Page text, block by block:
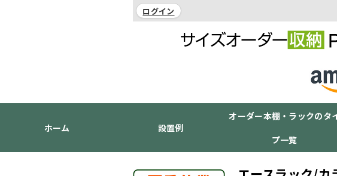
ログイン
ホーム 設置例
オーダー本棚・ラックのタ
プ一覧